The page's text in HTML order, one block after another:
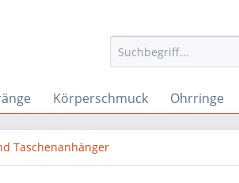
Körperschmuck Ohrringe
Taschenanhänger